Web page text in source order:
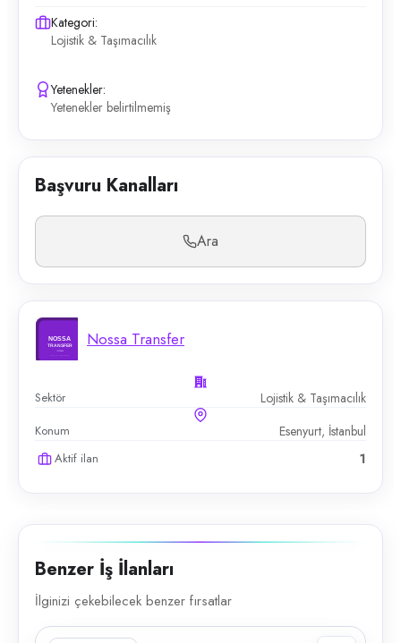
Kategori:
Lojistik & Taşımacılık
Yetenekler:
Yetenekler belirtilmemiş
Başvuru Kanalları
Ara
Nossa Transfer
Sektör Lojistik & Taşımacılık
Konum Esenyurt, İstanbul
Aktif ilan 1
Benzer İş İlanları
İlginizi çekebilecek benzer fırsatlar